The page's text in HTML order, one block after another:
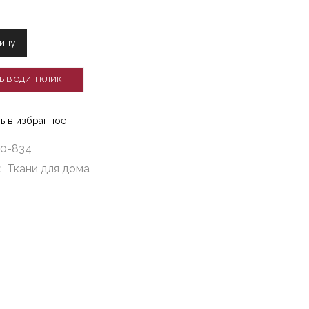
В ОДИН КЛИК
в избранное
834
Ткани для дома